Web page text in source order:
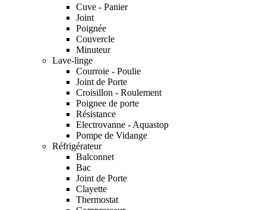
Cuve - Panier
Joint
Poignée
Couvercle
Minuteur
Lave-linge
Courroie - Poulie
Joint de Porte
Croisillon - Roulement
Poignee de porte
Résistance
Electrovanne - Aquastop
Pompe de Vidange
Réfrigérateur
Balconnet
Bac
Joint de Porte
Clayette
Thermostat